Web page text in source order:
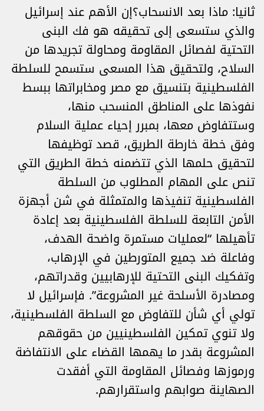
ثانيا: ماذا بعد الانسحاب؟إن الأهم عند إسرائيل
والذي ستسعى إلى تحقيقه هو فك البنى
التحتية لفصائل المقاومة ومحاولة تجريدها من
السلاح، ولتحقيق هذا المسعى ستسمح للسلطة
الفلسطينية بتنسيق مع مصر ومخابراتها ببسط
نفوذها على المناطق المنسحب منها،
وستتفاوض معها، بمبرر إحياء عملية السلام
وفق خطة خارطة الطريق، قصد توظيفها
لتحقيق حلمها الذي تتضمنه خطة الطريق التي
تنص على المهام المطلوب من السلطة
الفلسطينية تنفيذها والمتمثلة في شن أجهزة
الأمن التابعة للسلطة الفلسطينية بعد إعادة
تأهيلها “لعمليات مستمرة واضحة الهدف،
وفاعلة ضد جميع المتورطين في الإرهاب،
وتفكيك البنى التحتية للإرهابيين وقدراتهم،
ومصادرة الأسلحة غير المشروعة”. فإسرائيل لا
تولي أي شأن للتفاوض مع السلطة الفلسطينية،
ولا تنوي تمكين الفلسطينيين من حقوقهم
المشروعة بقدر ما يهمها القضاء على الانتفاضة
ورموزها وفصائل المقاومة التي أفقدت
الصهاينة صوابهم واستقرارهم.